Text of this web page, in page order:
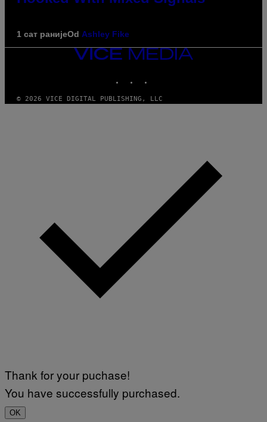
1 сат ранијеOd Ashley Fike
VICE
MEDIA
© 2026 VICE DIGITAL PUBLISHING, LLC
Thank for your puchase!
You have successfully purchased.
OK